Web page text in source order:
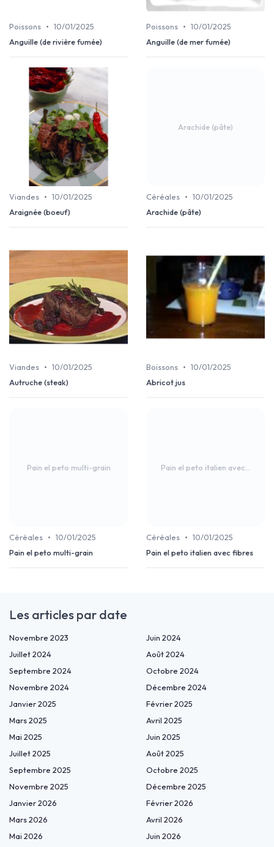
Poissons • 10/01/2025
Anguille (de rivière fumée)
Poissons • 10/01/2025
Anguille (de mer fumée)
Viandes • 10/01/2025
Araignée (boeuf)
Arachide (pâte)
Céréales • 10/01/2025
Arachide (pâte)
Viandes • 10/01/2025
Autruche (steak)
Boissons • 10/01/2025
Abricot jus
Pain el peto multi-grain
Céréales • 10/01/2025
Pain el peto multi-grain
Pain el peto italien avec...
Céréales • 10/01/2025
Pain el peto italien avec fibres
Les articles par date
Novembre 2023
Juin 2024
Juillet 2024
Août 2024
Septembre 2024
Octobre 2024
Novembre 2024
Décembre 2024
Janvier 2025
Février 2025
Mars 2025
Avril 2025
Mai 2025
Juin 2025
Juillet 2025
Août 2025
Septembre 2025
Octobre 2025
Novembre 2025
Décembre 2025
Janvier 2026
Février 2026
Mars 2026
Avril 2026
Mai 2026
Juin 2026